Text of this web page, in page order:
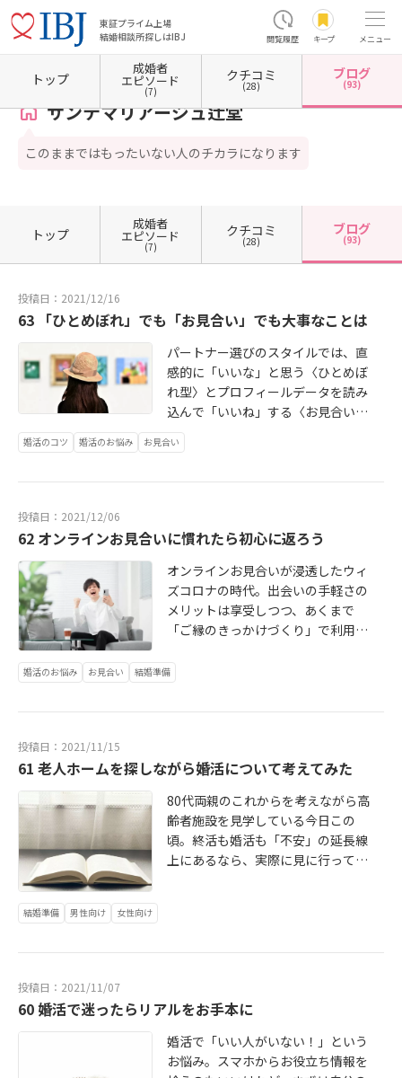
東証プライム上場
結婚相談所探しはIBJ
閲覧履歴 キープ メニュー
ホーム 神奈川県の結婚相談所 神奈川県藤沢市 サンテマリアージュ辻堂 カウンセラー
サンテマリアージュ辻堂
このままではもったいない人のチカラになります
トップ
成婚者
エピソード
(7)
クチコミ
(28)
ブログ
(93)
トップ
成婚者
エピソード
(7)
クチコミ
(28)
ブログ
(93)
投稿日：2021/12/16
63 「ひとめぼれ」でも「お見合い」でも大事なことは
パートナー選びのスタイルでは、直
感的に「いいな」と思う〈ひとめぼ
れ型〉とプロフィールデータを読み
込んで「いいね」する〈お見合い
型〉どちらも情報の偏りなく、経験
に裏付けられた判断をしていくこと
婚活のコツ 婚活のお悩み お見合い
投稿日：2021/12/06
62 オンラインお見合いに慣れたら初心に返ろう
オンラインお見合いが浸透したウィ
ズコロナの時代。出会いの手軽さの
メリットは享受しつつ、あくまで
「ご縁のきっかけづくり」で利用し
ら、やはり直接にお会いするリアル
tp://bridalstory2020.blog.jp/archiv
婚活のお悩み お見合い 結婚準備
投稿日：2021/11/15
61 老人ホームを探しながら婚活について考えてみた
80代両親のこれからを考えながら高
齢者施設を見学している今日この
頃。終活も婚活も「不安」の延長線
上にあるなら、実際に見に行って、
0372162.html
結婚準備 男性向け 女性向け
投稿日：2021/11/07
60 婚活で迷ったらリアルをお手本に
婚活で「いい人がいない！」という
お悩み。スマホからお役立ち情報を